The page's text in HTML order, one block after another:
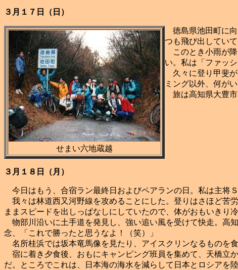
３月１７日（日）
せまい六地蔵越
徳島県池田町に向
つも飛び出してい
このとき小雨が降
い。私は「ファッ
久々に登り甲斐が
ミング以外、何が
旅は高知県大豊市
３月１８日（月）
今日はもう、合宿ラン最終日およびペアランの日。私は主将
我々は林道西又河野線を攻めることにした。登りはさほど苦
ままスピードを出しっぱなしにしていたので、体がおもいきり
物部川沿いに土手道を発見し、強い追い風を受けて快走。高
念、「これで勝ったと思うなよ！（笑）」
名所桂浜では坂本竜馬像を見たり、アイスクリンなるものを
宿に着き夕食後、おもにキャンピング班員を集めて、天橋立
だ。ところでこれは、日本海の海水を減らして日本とロシアを